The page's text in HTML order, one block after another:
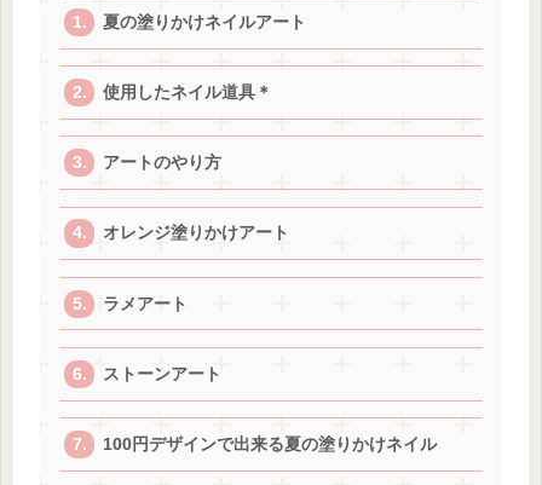
夏の塗りかけネイルアート
使用したネイル道具＊
アートのやり方
オレンジ塗りかけアート
ラメアート
ストーンアート
100円デザインで出来る夏の塗りかけネイル